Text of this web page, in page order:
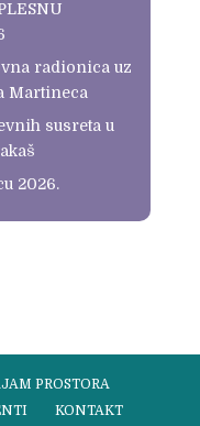
radionica uz
Martineca
susreta u
2026.
PROSTORA
KONTAKT